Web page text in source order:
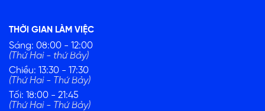
THỜI GIAN LÀM VIỆC
Sáng: 08:00 - 12:00
(Thứ Hai - thứ Bảy)
Chiều: 13:30 - 17:30
(Thứ Hai - Thứ Bảy)
Tối: 18:00 - 21:45
(Thứ Hai - Thứ Bảy)